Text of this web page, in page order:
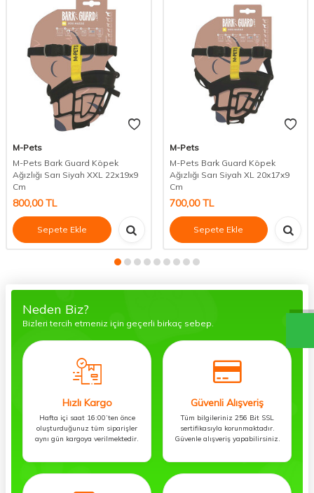
M-Pets
M-Pets Bark Guard Köpek
Ağızlığı Sarı Siyah XXL 22x19x9
Cm
800,00TL
Sepete Ekle
M-Pets
M-Pets Bark Guard Köpek
Ağızlığı Sarı Siyah XL 20x17x9
Cm
700,00TL
Sepete Ekle
Neden Biz?
Bizleri tercih etmeniz için geçerli birkaç sebep.
Hızlı Kargo
Hafta içi saat 16:00’ten önce
oluşturduğunuz tüm siparişler
aynı gün kargoya verilmektedir.
Güvenli Alışveriş
Tüm bilgileriniz 256 Bit SSL
sertifikasıyla korunmaktadır.
Güvenle alışveriş yapabilirsiniz.